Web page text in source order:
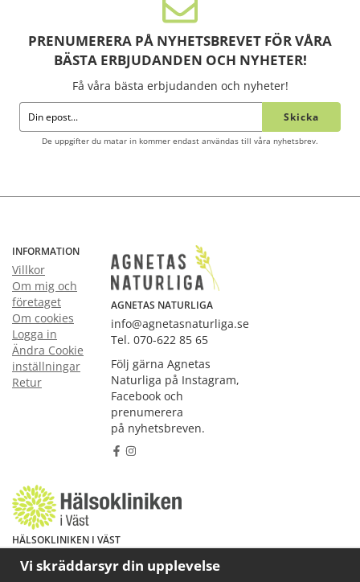
PRENUMERERA PÅ NYHETSBREVET FÖR VÅRA
BÄSTA ERBJUDANDEN OCH NYHETER!
Få våra bästa erbjudanden och nyheter!
Skicka
De uppgifter du matar in kommer endast användas till våra nyhetsbrev.
INFORMATION
Villkor
Om mig och
företaget
Om cookies
Logga in
Ändra Cookie
inställningar
Retur
AGNETAS NATURLIGA
info@agnetasnaturliga.se
Tel. 070-622 85 65
Följ gärna Agnetas
Naturliga på Instagram,
Facebook och
prenumerera
på nyhetsbreven.
HÄLSOKLINIKEN I VÄST
Har du hälsoproblem? Fråga mig!
Vi skräddarsyr din upplevelse